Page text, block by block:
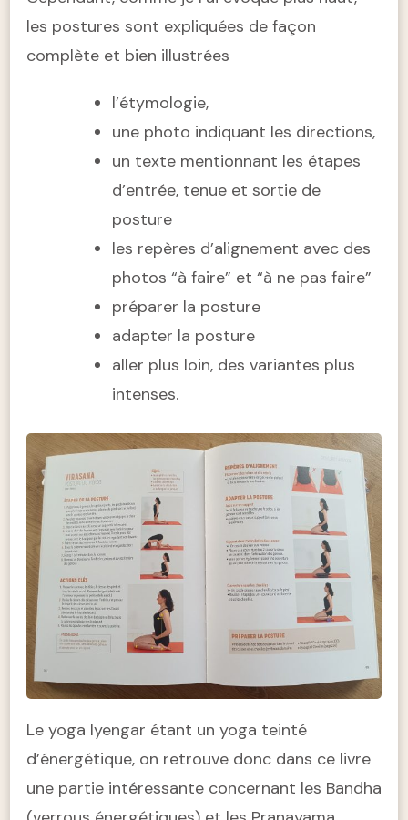
les postures sont expliquées de façon
complète et bien illustrées
l’étymologie,
une photo indiquant les directions,
un texte mentionnant les étapes
d’entrée, tenue et sortie de
posture
les repères d’alignement avec des
photos “à faire” et “à ne pas faire”
préparer la posture
adapter la posture
aller plus loin, des variantes plus
intenses.
Le yoga Iyengar étant un yoga teinté
d’énergétique, on retrouve donc dans ce livre
une partie intéressante concernant les Bandha